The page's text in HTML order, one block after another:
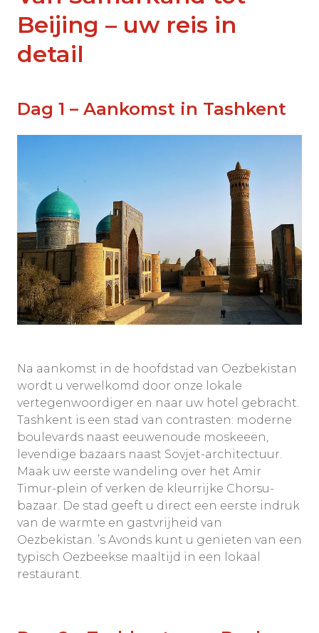
Beijing – uw reis in
detail
Dag 1 – Aankomst in Tashkent
Na aankomst in de hoofdstad van Oezbekistan
wordt u verwelkomd door onze lokale
vertegenwoordiger en naar uw hotel gebracht.
Tashkent is een stad van contrasten: moderne
boulevards naast eeuwenoude moskeeën,
levendige bazaars naast Sovjet-architectuur.
Maak uw eerste wandeling over het Amir
Timur-plein of verken de kleurrijke Chorsu-
bazaar. De stad geeft u direct een eerste indruk
van de warmte en gastvrijheid van
Oezbekistan. ’s Avonds kunt u genieten van een
typisch Oezbeekse maaltijd in een lokaal
restaurant.